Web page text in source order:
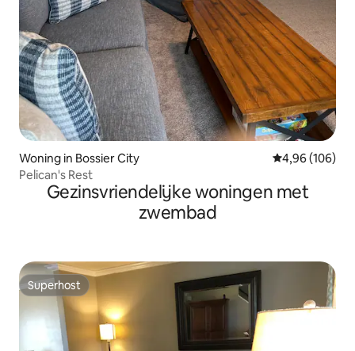
Woning in Bossier City Gemiddelde
4,96 (106)
Pelican's Rest
Gezinsvriendelijke woningen met
zwembad
Superhost
Superhost